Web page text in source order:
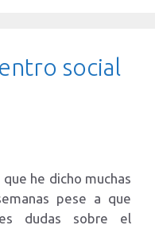
social
he dicho muchas
pese a que
dudas sobre el